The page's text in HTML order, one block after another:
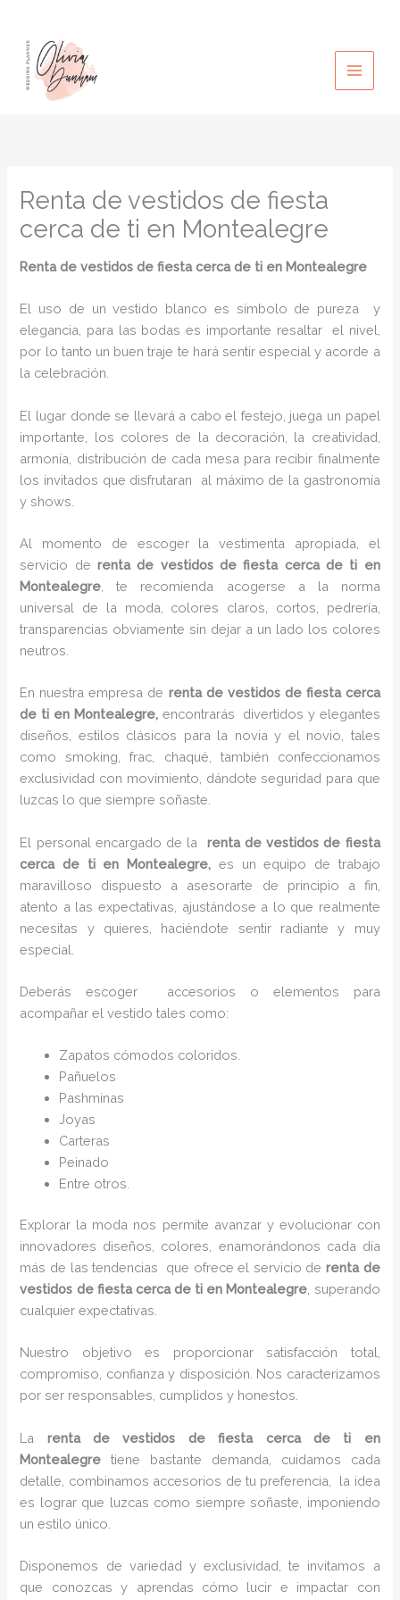
contenido
Renta de vestidos de fiesta
cerca de ti en Montealegre
Renta de vestidos de fiesta cerca de ti en Montealegre
El uso de un vestido blanco es símbolo de pureza y
elegancia, para las bodas es importante resaltar el nivel,
por lo tanto un buen traje te hará sentir especial y acorde a
la celebración.
El lugar donde se llevará a cabo el festejo, juega un papel
importante, los colores de la decoración, la creatividad,
armonía, distribución de cada mesa para recibir finalmente
los invitados que disfrutaran al máximo de la gastronomía
y shows.
Al momento de escoger la vestimenta apropiada, el
servicio derenta de vestidos de fiesta cerca de ti en
Montealegre , te recomienda acogerse a la norma
universal de la moda, colores claros, cortos, pedrería,
transparencias obviamente sin dejar a un lado los colores
neutros.
En nuestra empresa de renta de vestidos de fiesta cerca
de ti en Montealegre, encontrarás
divertidos y elegantes
diseños, estilos clásicos para la novia y el novio, tales
como smoking, frac, chaqué, también confeccionamos
exclusividad con movimiento, dándote seguridad para que
luzcas lo que siempre soñaste.
El personal encargado de la renta de vestidos de fiesta
cerca de ti en Montealegre, es un equipo de trabajo
maravilloso dispuesto a asesorarte de principio a fin,
atento a las expectativas, ajustándose a lo que realmente
necesitas y quieres, haciéndote sentir radiante y muy
especial.
Deberás escoger accesorios o elementos para
acompañar el vestido tales como:
Zapatos cómodos coloridos.
Pañuelos
Pashminas
Joyas
Carteras
Peinado
Entre otros.
Explorar la moda nos permite avanzar y evolucionar con
innovadores diseños, colores, enamorándonos cada día
más de las tendencias que ofrece el servicio de renta de
vestidos de fiesta cerca de ti en Montealegre , superando
cualquier expectativas.
Nuestro objetivo es proporcionar satisfacción total,
compromiso, confianza y disposición. Nos caracterizamos
por ser responsables, cumplidos y honestos.
La renta de vestidos de fiesta cerca de ti en
Montealegretiene bastante demanda, cuidamos cada
detalle, combinamos accesorios de tu preferencia, la idea
es lograr que luzcas como siempre soñaste, imponiendo
un estilo único.
Disponemos de variedad y exclusividad, te invitamos a
que conozcas y aprendas cómo lucir e impactar con